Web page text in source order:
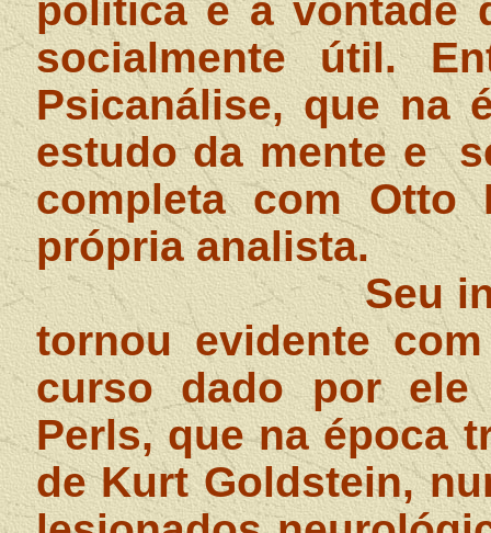
política e a vontade
socialmente útil.
Psicanálise, que na
estudo da mente e
completa com Otto
própria analista.
Seu
tornou evidente com
curso dado por ele
Perls, que na época
de Kurt Goldstein,